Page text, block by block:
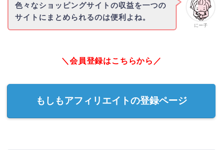
にー子
色々なショッピングサイトの収益を一つの
サイトにまとめられるのは便利よね。
＼会員登録はこちらから／
もしもアフィリエイトの登録ページ